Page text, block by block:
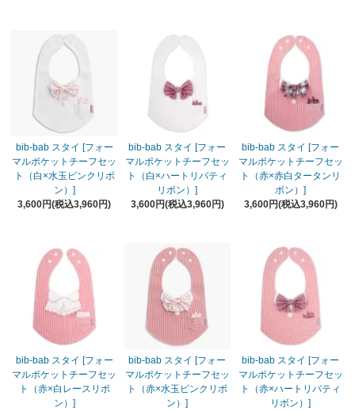
bib-bab スタイ [フォー
マルポケットチーフセッ
ト（白×水玉ピンクリボ
ン）]
3,600円(税込3,960円)
bib-bab スタイ [フォー
マルポケットチーフセッ
ト（白×ハートリバティ
リボン）]
3,600円(税込3,960円)
bib-bab スタイ [フォー
マルポケットチーフセッ
ト（赤×赤白タータンリ
ボン）]
3,600円(税込3,960円)
bib-bab スタイ [フォー
マルポケットチーフセッ
ト（赤×白レースリボ
ン）]
bib-bab スタイ [フォー
マルポケットチーフセッ
ト（赤×水玉ピンクリボ
ン）]
bib-bab スタイ [フォー
マルポケットチーフセッ
ト（赤×ハートリバティ
リボン）]